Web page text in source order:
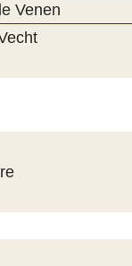
Venen